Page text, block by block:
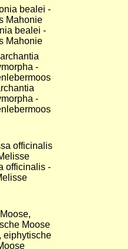
bealei -
Mahonie
-
officinalis -
eiphytische